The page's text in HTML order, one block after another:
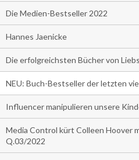
Die Medien-Bestseller 2022
Hannes Jaenicke
Die erfolgreichsten Bücher von
NEU: Buch-Bestseller der letzten
Influencer manipulieren unsere
Media Control kürt Colleen Hoover
Q.03/2022